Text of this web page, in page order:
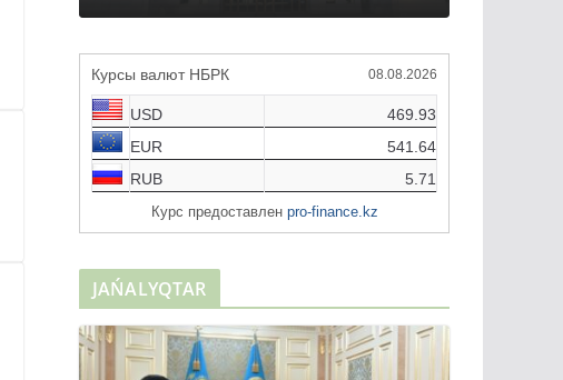
Курсы валют НБРК 08.08.2026
USD
469.93
EUR
541.64
RUB
5.71
Курс предоставлен pro-finance.kz
JAŃALYQTAR